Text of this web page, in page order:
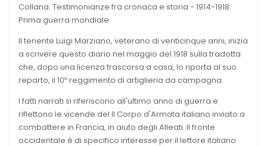
Collana: Testimonianze fra cronaca e storia - 1914-1918:
Prima guerra mondiale
Il tenente Luigi Marziano, veterano di venticinque anni, inizia
a scrivere questo diario nel maggio del 1918 sulla tradotta
che, dopo una licenza trascorsa a casa, lo riporta al suo
reparto, il 10º reggimento di artiglieria da campagna.
I fatti narrati si riferiscono all'ultimo anno di guerra e
riflettono le vicende del II Corpo d'Armata italiano inviato a
combattere in Francia, in aiuto degli Alleati. Il fronte
occidentale è di specifico interesse per il lettore italiano